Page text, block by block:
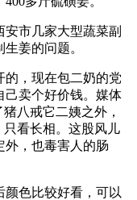
市几家大型蔬菜副
姜的问题。
的，现在包二奶的党
己卖个好价钱。媒体
八戒它二姨之外，
只看长相。这股风儿
外，也毒害人的肠
色比较好看，可以